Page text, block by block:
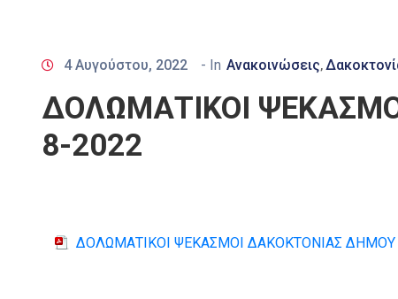
4 Αυγούστου, 2022 - In Ανακοινώσεις‚
ΔΟΛΩΜΑΤΙΚΟΙ
8-2022
ΔΟΛΩΜΑΤΙΚΟΙ ΨΕΚΑΣΜΟΙ ΔΑΚΟΚΤΟΝΙΑΣ ΔΗΜΟΥ